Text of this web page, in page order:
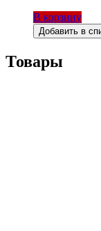
В корзину
Добавить в
Товары